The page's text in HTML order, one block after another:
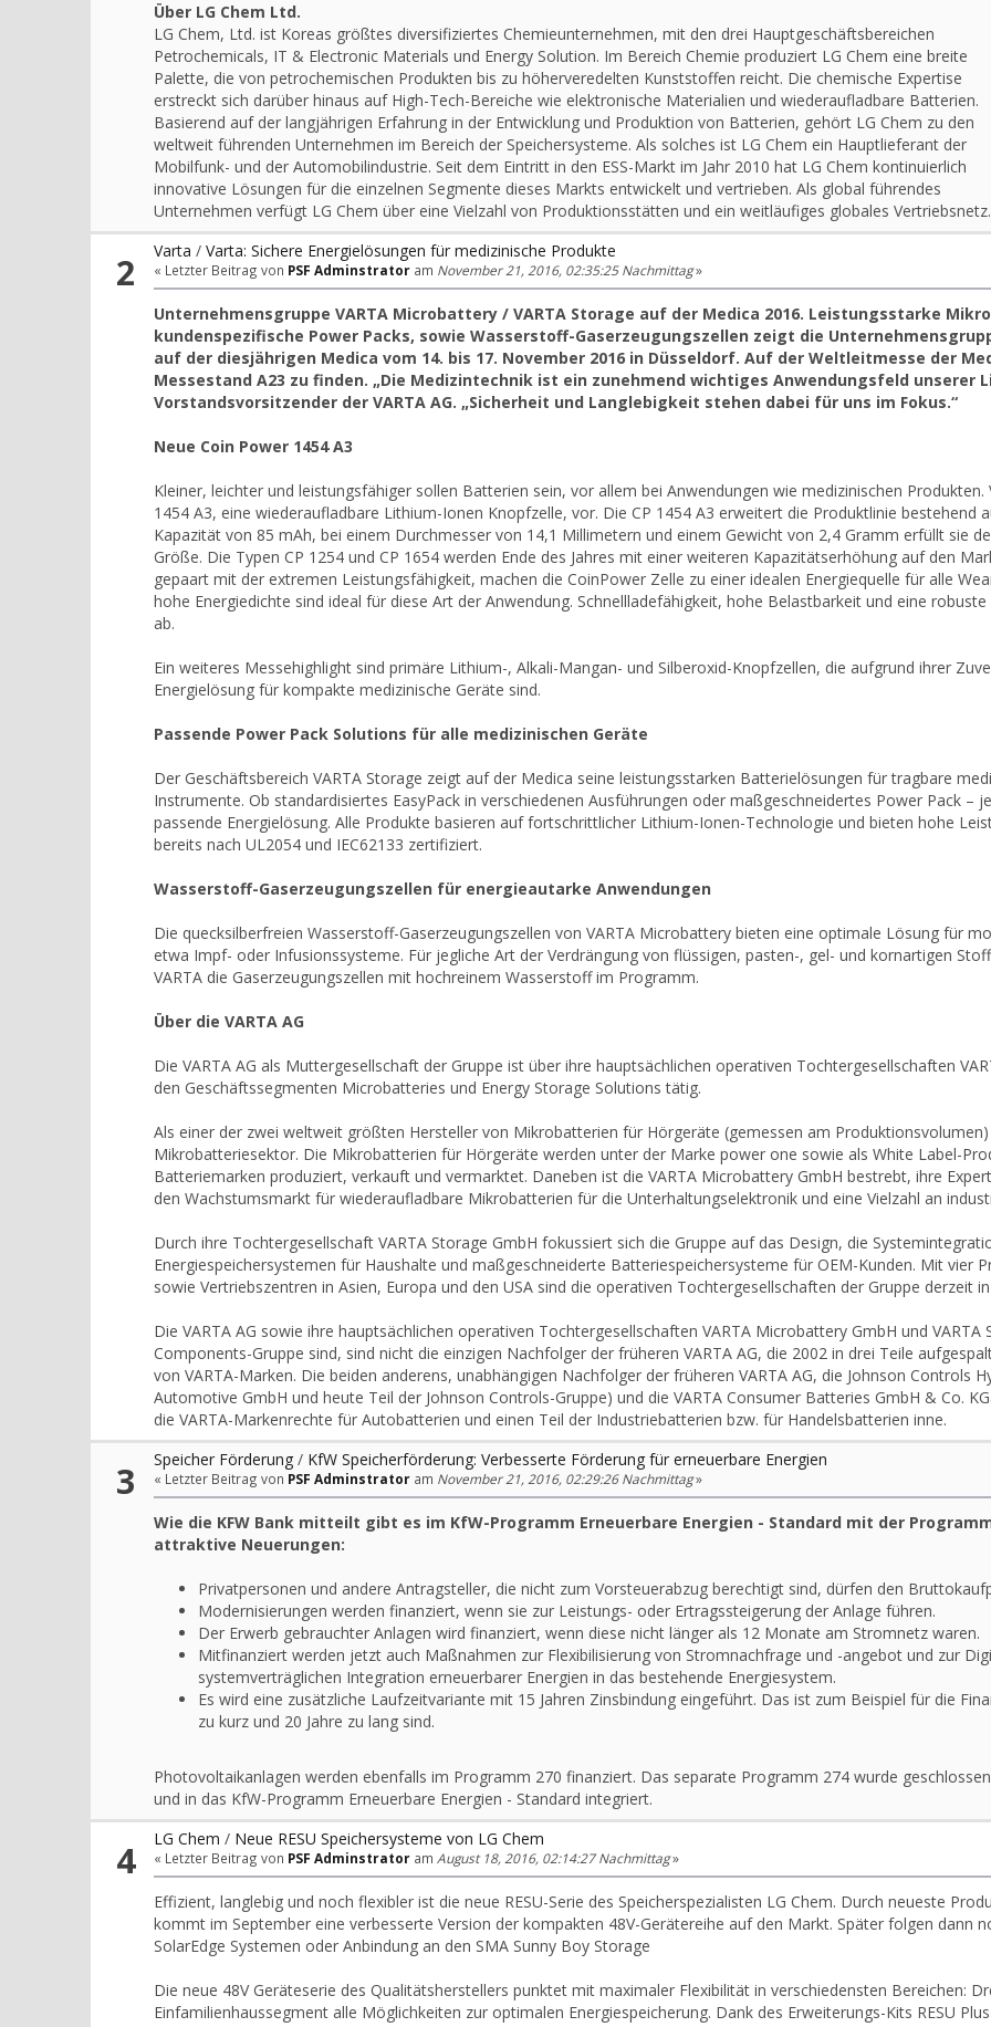
Über LG Chem Ltd.
LG Chem, Ltd. ist Koreas größtes diversifiziertes Chemieunternehmen, mit den drei Hauptgeschäftsbereichen
Petrochemicals, IT & Electronic Materials und Energy Solution. Im Bereich Chemie produziert LG Chem eine breite
Palette, die von petrochemischen Produkten bis zu höherveredelten Kunststoffen reicht. Die chemische Expertise
erstreckt sich darüber hinaus auf High-Tech-Bereiche wie elektronische Materialien und wiederaufladbare Batterien.
Basierend auf der langjährigen Erfahrung in der Entwicklung und Produktion von Batterien, gehört LG Chem zu den
weltweit führenden Unternehmen im Bereich der Speichersysteme. Als solches ist LG Chem ein Hauptlieferant der
Mobilfunk- und der Automobilindustrie. Seit dem Eintritt in den ESS-Markt im Jahr 2010 hat LG Chem kontinuierlich
innovative Lösungen für die einzelnen Segmente dieses Markts entwickelt und vertrieben. Als global führendes
Unternehmen verfügt LG Chem über eine Vielzahl von Produktionsstätten und ein weitläufiges globales Vertriebsnetz.
2 Varta / Varta: Sichere Energielösungen für medizinische Produkte
« Letzter Beitrag von PSF Adminstrator am November 21, 2016, 02:35:25 Nachmittag»
Unternehmensgruppe VARTA Microbattery / VARTA Storage auf der Medica 2016. Leistungsstarke
kundenspezifische Power Packs, sowie Wasserstoff-Gaserzeugungszellen zeigt die
auf der diesjährigen Medica vom 14. bis 17. November 2016 in Düsseldorf. Auf der Weltleitmesse der
Messestand A23 zu finden. „Die Medizintechnik ist ein zunehmend wichtiges Anwendungsfeld unserer
Vorstandsvorsitzender der VARTA AG. „Sicherheit und Langlebigkeit stehen dabei für uns im Fokus.“
Neue Coin Power 1454 A3
Kleiner, leichter und leistungsfähiger sollen Batterien sein, vor allem bei Anwendungen wie medizinischen
1454 A3, eine wiederaufladbare Lithium-Ionen Knopfzelle, vor. Die CP 1454 A3 erweitert die Produktlinie bestehend
Kapazität von 85 mAh, bei einem Durchmesser von 14,1 Millimetern und einem Gewicht von 2,4 Gramm erfüllt sie
Größe. Die Typen CP 1254 und CP 1654 werden Ende des Jahres mit einer weiteren Kapazitätserhöhung auf den
gepaart mit der extremen Leistungsfähigkeit, machen die CoinPower Zelle zu einer idealen Energiequelle für alle
hohe Energiedichte sind ideal für diese Art der Anwendung. Schnellladefähigkeit, hohe Belastbarkeit und eine
ab.
Ein weiteres Messehighlight sind primäre Lithium-, Alkali-Mangan- und Silberoxid-Knopfzellen, die aufgrund ihrer
Energielösung für kompakte medizinische Geräte sind.
Passende Power Pack Solutions für alle medizinischen Geräte
Der Geschäftsbereich VARTA Storage zeigt auf der Medica seine leistungsstarken Batterielösungen für tragbare
Instrumente. Ob standardisiertes EasyPack in verschiedenen Ausführungen oder maßgeschneidertes Power Pack –
passende Energielösung. Alle Produkte basieren auf fortschrittlicher Lithium-Ionen-Technologie und bieten hohe
bereits nach UL2054 und IEC62133 zertifiziert.
Wasserstoff-Gaserzeugungszellen für energieautarke Anwendungen
Die quecksilberfreien Wasserstoff-Gaserzeugungszellen von VARTA Microbattery bieten eine optimale Lösung für
etwa Impf- oder Infusionssysteme. Für jegliche Art der Verdrängung von flüssigen, pasten-, gel- und kornartigen
VARTA die Gaserzeugungszellen mit hochreinem Wasserstoff im Programm.
Über die VARTA AG
Die VARTA AG als Muttergesellschaft der Gruppe ist über ihre hauptsächlichen operativen Tochtergesellschaften
den Geschäftssegmenten Microbatteries und Energy Storage Solutions tätig.
Als einer der zwei weltweit größten Hersteller von Mikrobatterien für Hörgeräte (gemessen am
Mikrobatteriesektor. Die Mikrobatterien für Hörgeräte werden unter der Marke power one sowie als White Label-
Batteriemarken produziert, verkauft und vermarktet. Daneben ist die VARTA Microbattery GmbH bestrebt, ihre
den Wachstumsmarkt für wiederaufladbare Mikrobatterien für die Unterhaltungselektronik und eine Vielzahl an
Durch ihre Tochtergesellschaft VARTA Storage GmbH fokussiert sich die Gruppe auf das Design, die
Energiespeichersystemen für Haushalte und maßgeschneiderte Batteriespeichersysteme für OEM-Kunden. Mit vier
sowie Vertriebszentren in Asien, Europa und den USA sind die operativen Tochtergesellschaften der Gruppe derzeit
Die VARTA AG sowie ihre hauptsächlichen operativen Tochtergesellschaften VARTA Microbattery GmbH und
Components-Gruppe sind, sind nicht die einzigen Nachfolger der früheren VARTA AG, die 2002 in drei Teile
von VARTA-Marken. Die beiden anderens, unabhängigen Nachfolger der früheren VARTA AG, die Johnson Controls
Automotive GmbH und heute Teil der Johnson Controls-Gruppe) und die VARTA Consumer Batteries GmbH & Co.
die VARTA-Markenrechte für Autobatterien und einen Teil der Industriebatterien bzw. für Handelsbatterien inne.
3 Speicher Förderung/ KfW Speicherförderung: Verbesserte Förderung für erneuerbare Energien
« Letzter Beitrag von PSF Adminstrator am November 21, 2016, 02:29:26 Nachmittag»
Wie die KFW Bank mitteilt gibt es im KfW-Programm Erneuerbare Energien - Standard mit der
attraktive Neuerungen:
Privatpersonen und andere Antragsteller, die nicht zum Vorsteuerabzug berechtigt sind, dürfen den
Modernisierungen werden finanziert, wenn sie zur Leistungs- oder Ertragssteigerung der Anlage führen.
Der Erwerb gebrauchter Anlagen wird finanziert, wenn diese nicht länger als 12 Monate am Stromnetz waren.
Mitfinanziert werden jetzt auch Maßnahmen zur Flexibilisierung von Stromnachfrage und -angebot und zur
systemverträglichen Integration erneuerbarer Energien in das bestehende Energiesystem.
Es wird eine zusätzliche Laufzeitvariante mit 15 Jahren Zinsbindung eingeführt. Das ist zum Beispiel für die
zu kurz und 20 Jahre zu lang sind.
Photovoltaikanlagen werden ebenfalls im Programm 270 finanziert. Das separate Programm 274 wurde geschlossen
und in das KfW-Programm Erneuerbare Energien - Standard integriert.
4 LG Chem / Neue RESU Speichersysteme von LG Chem
« Letzter Beitrag von PSF Adminstrator am August 18, 2016, 02:14:27 Nachmittag»
Effizient, langlebig und noch flexibler ist die neue RESU-Serie des Speicherspezialisten LG Chem. Durch neueste
kommt im September eine verbesserte Version der kompakten 48V-Gerätereihe auf den Markt. Später folgen dann
SolarEdge Systemen oder Anbindung an den SMA Sunny Boy Storage
Die neue 48V Geräteserie des Qualitätsherstellers punktet mit maximaler Flexibilität in verschiedensten Bereichen:
Einfamilienhaussegment alle Möglichkeiten zur optimalen Energiespeicherung. Dank des Erweiterungs-Kits RESU